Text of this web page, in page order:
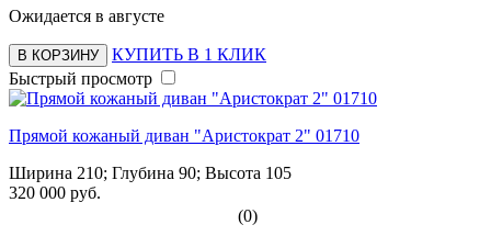
Ожидается в августе
В КОРЗИНУ
КУПИТЬ В 1 КЛИК
Быстрый просмотр
Прямой кожаный диван "Аристократ 2" 01710
Ширина 210; Глубина 90; Высота 105
320 000 руб.
(0)